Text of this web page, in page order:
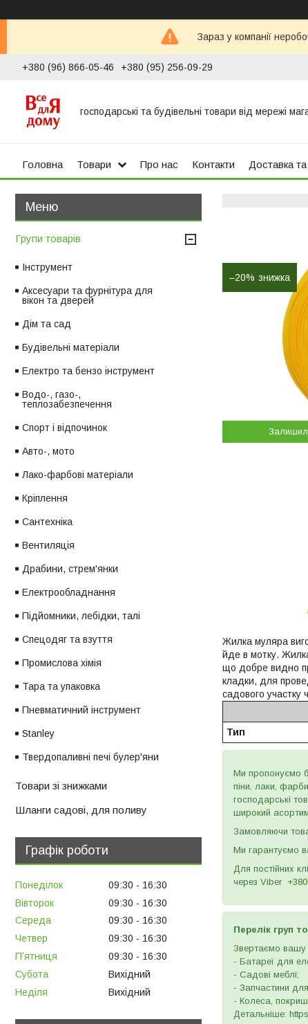
Зараз у компанії
+380 (96) 866-05-46 +380 (95) 256-09-29
господарські та будівельні товари від мережі
Головна Товари Про нас Контакти Доставка
–20%
Жилка муляра
йде в мотку.
що добре видно
кладки, для
садового участку
Тип
Ми пропонуємо
піни, лаки,
господарські
широкий
Замовляючи
Ми гарантуємо
Для постійних
через Viber
Перелік груп
Звертаємо вашу
- Батареї для
- Садові меблі;
- Запчастини
- Колеса,
Детальніше:
Групи товарів
Інструмент
Аксесуари та фурнітура для
вікон та дверей
Дім та сад
Будівельні матеріали
Електро та бензо інструмент
Водо-, газо-,
теплозабезпечення
Спорт і відпочинок
Авто-, мото
Лако-фарбові матеріали
Кріплення
Сантехніка
Вентиляція
Драбини, стрем'янки
Електрообладнання
Підйомники, лебідки, талі
Спецодяг та взуття
Промислова хімія
Тара та упаковка
Пневматичний інструмент
Stanley
Твердопаливні печі булер'яни
Товари зі знижками
Шланги садові, для поливу
Графік роботи
Понеділок 09:30
16:30
Вівторок
09:30
16:30
Середа
09:30
16:30
Четвер
09:30
16:30
Пʼятниця
09:30
16:30
Субота
Вихідний
Неділя
Вихідний